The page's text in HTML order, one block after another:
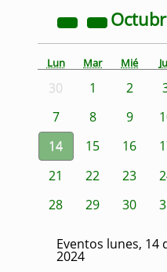
Lun Mar Mié
30 1 2
7
8 9
14
15 16
21
22 23
28
29 30
Eventos lunes, 14
2024